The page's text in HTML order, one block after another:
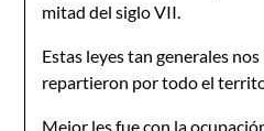
mitad del siglo VII.
Estas leyes tan generales
repartieron por todo el
Mejor les fue con la